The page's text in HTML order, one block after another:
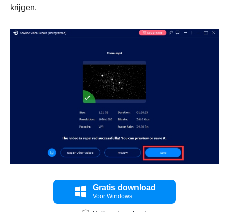
krijgen.
Gratis download
Voor Windows